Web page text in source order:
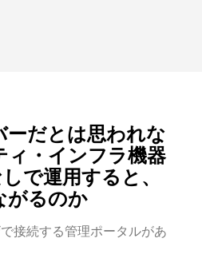
ーだとは思われな
ィ・インフラ機器
で運用すると、
がるのか
接続する管理ポータルがあ